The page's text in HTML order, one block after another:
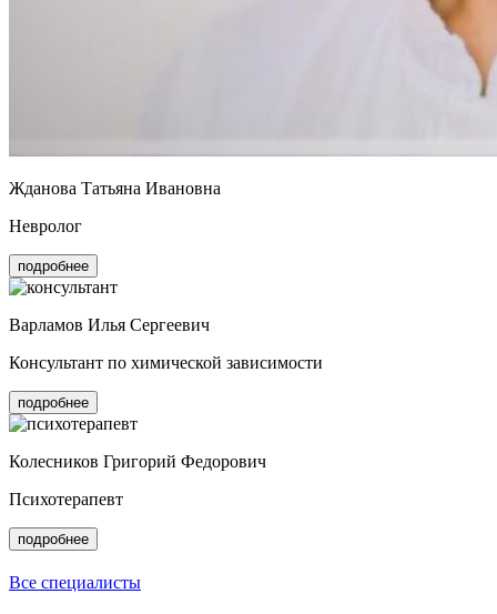
Жданова Татьяна Ивановна
Невролог
подробнее
Варламов Илья Сергеевич
Консультант по химической зависимости
подробнее
Колесников Григорий Федорович
Психотерапевт
подробнее
Все специалисты